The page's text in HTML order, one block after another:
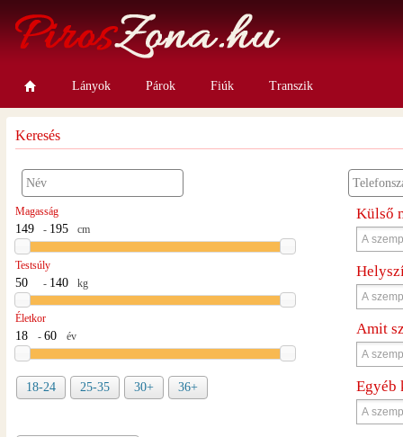
Lányok Párok Fiúk Transzik
Keresés
Magasság
-
cm
Testsúly
-
kg
Életkor
-
év
18-24 25-35 30+ 36+
Külső
Amit
Egyéb